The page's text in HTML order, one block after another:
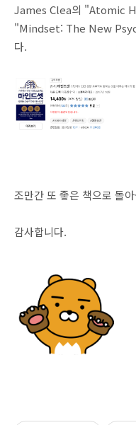
James Clea의 "Atomic
"Mindset: The New
다.
조만간 또 좋은 책으로 돌
감사합니다.